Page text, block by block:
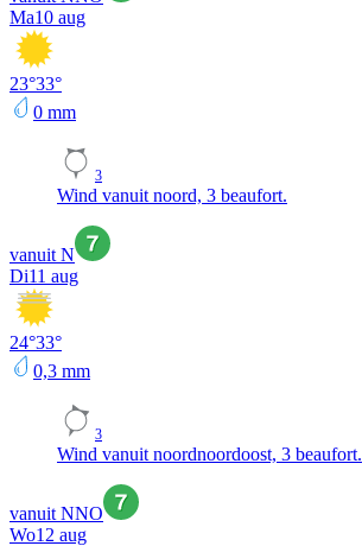
Ma10 aug
23°33°
0 mm
3
Wind vanuit noord, 3 beaufort.
vanuit N
Di11 aug
24°33°
0,3 mm
3
Wind vanuit noordnoordoost, 3 beaufort.
vanuit NNO
Wo12 aug